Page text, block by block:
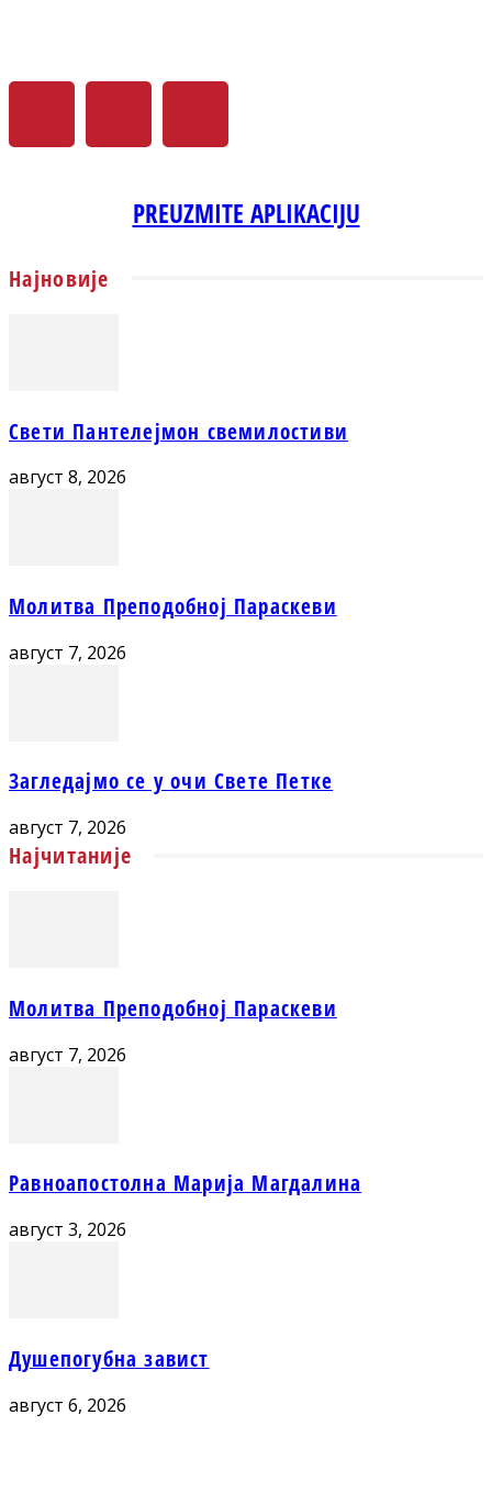
PREUZMITE APLIKACIJU
Најновије
Свети Пантелејмон свемилостиви
август 8, 2026
Молитва Преподобној Параскеви
август 7, 2026
Загледајмо се у очи Свете Петке
август 7, 2026
Најчитаније
Молитва Преподобној Параскеви
август 7, 2026
Равноапостолна Марија Магдалина
август 3, 2026
Душепогубна завист
август 6, 2026